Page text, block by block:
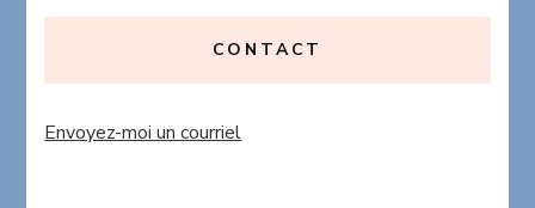
CONTACT
Envoyez-moi un courriel